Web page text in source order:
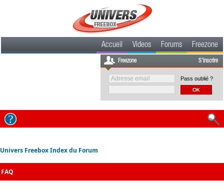
Accueil Videos Forums Freezone
Freezone S'inscrire
Pass oublié ?
Univers Freebox Index du Forum
FAQ